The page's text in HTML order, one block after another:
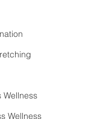
Wellness
Wellness